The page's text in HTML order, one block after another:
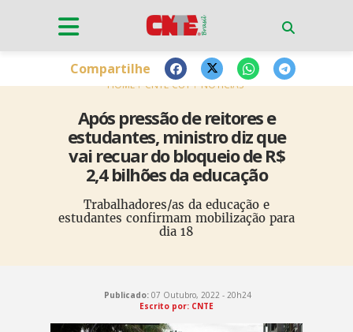
HOME CNTE-CUT NOTÍCIAS
Após pressão de reitores e
estudantes, ministro diz que
vai recuar do bloqueio de R$
2,4 bilhões da educação
Trabalhadores/as da educação e
estudantes confirmam mobilização para
dia 18
Compartilhe
Publicado: 07 Outubro, 2022 - 20h24
Escrito por: CNTE